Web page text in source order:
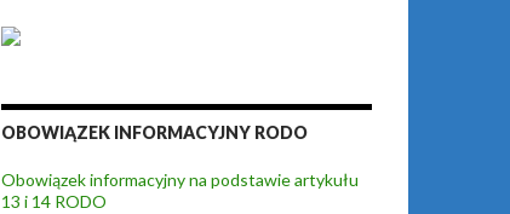
OBOWIĄZEK INFORMACYJNY RODO
Obowiązek informacyjny na podstawie artykułu
13 i 14 RODO